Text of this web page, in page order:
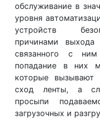
обслуживание в
уровня
устройств
причинами
связанного с ним
попадание в них
которые
сход ленты, а
просыпи
загрузочных и